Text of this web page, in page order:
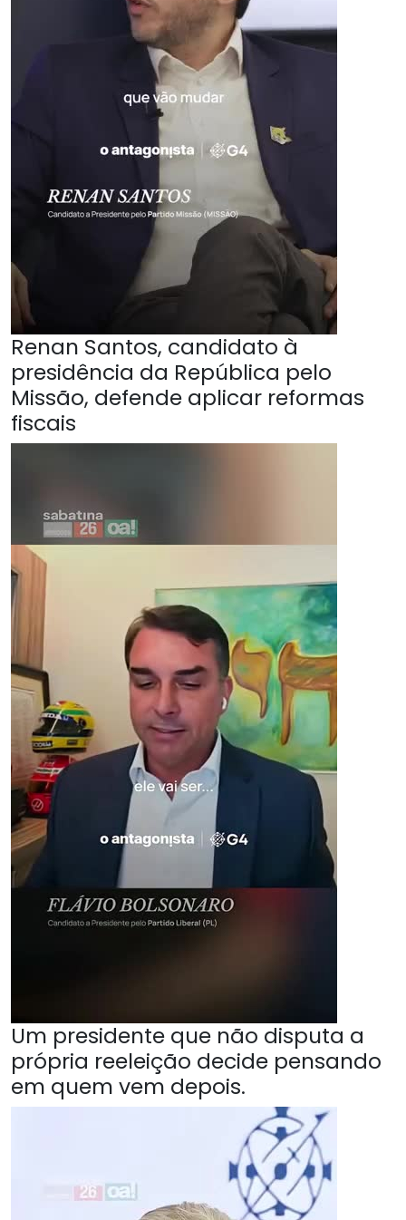
Renan Santos, candidato à
presidência da República pelo
Missão, defende aplicar reformas
fiscais
Um presidente que não disputa a
própria reeleição decide pensando
em quem vem depois.